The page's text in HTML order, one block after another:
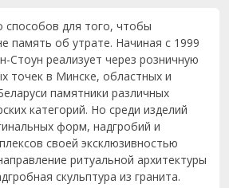
способов для того, чтобы
память об утрате. Начиная с 1999
Стоун реализует через розничную
точек в Минске, областных и
памятники различных
категорий. Но среди изделий
форм, надгробий и
своей эксклюзивностью
ритуальной архитектуры
скульптура из гранита.